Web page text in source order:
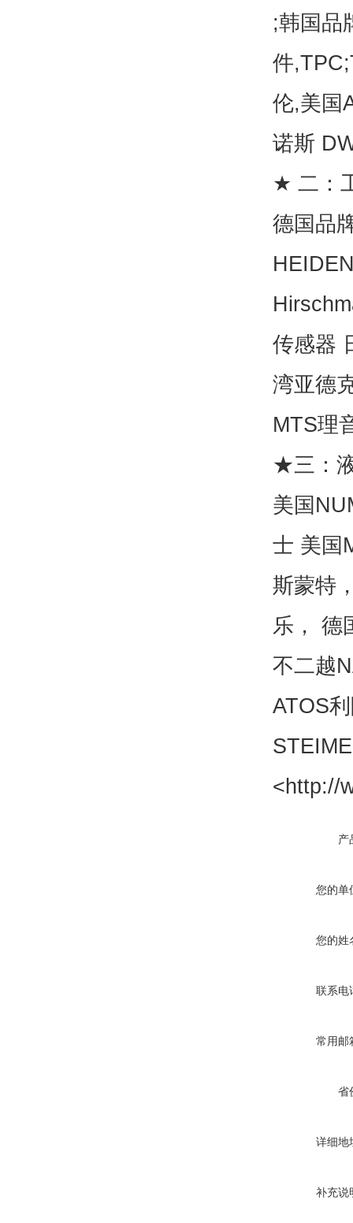
;韩国品
件
伦,美国
诺斯
★ 二：
德国品
传感器
湾亚德
MTS理
★三：
美国
士 美国
斯蒙特
乐， 德
不二越
ATOS
<http://
产
您的单
您的姓
联系电
常用邮
省
详细地
补充说